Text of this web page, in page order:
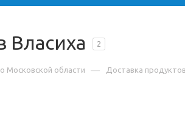
Власиха 2
Московской области — Доставка